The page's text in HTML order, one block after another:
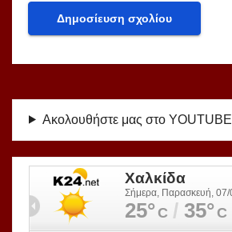
Ακολουθήστε μας στο YOUTUBE